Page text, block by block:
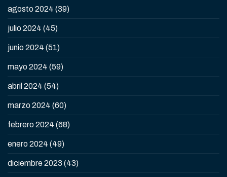
agosto 2024 (39)
julio 2024 (45)
junio 2024 (51)
mayo 2024 (59)
abril 2024 (54)
marzo 2024 (60)
febrero 2024 (68)
enero 2024 (49)
diciembre 2023 (43)